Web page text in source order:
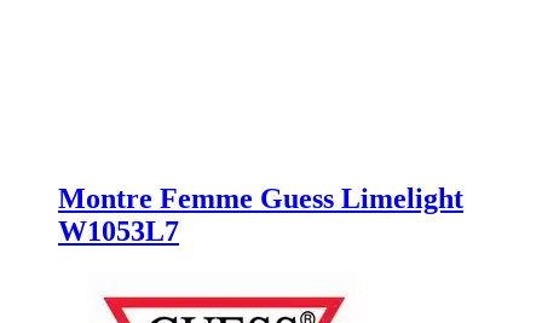
Montre Femme Guess Limelight
W1053L7